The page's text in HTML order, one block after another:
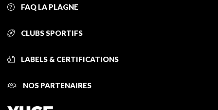
FAQ LA PLAGNE
CLUBS SPORTIFS
LABELS & CERTIFICATIONS
NOS PARTENAIRES